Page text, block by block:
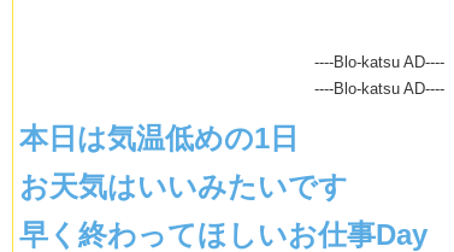
----Blo-katsu AD----
----Blo-katsu AD----
本日は気温低めの1日
お天気はいいみたいです
早く終わってほしいお仕事Day